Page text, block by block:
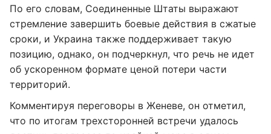
По его словам, Соединенные Штаты выражают
стремление завершить боевые действия в сжатые
сроки, и Украина также поддерживает такую
позицию, однако, он подчеркнул, что речь не идет
об ускоренном формате ценой потери части
территорий.
Комментируя переговоры в Женеве, он отметил,
что по итогам трехсторонней встречи удалось